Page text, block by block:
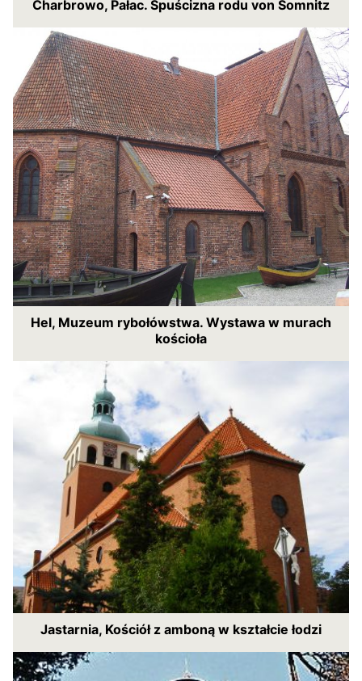
Charbrowo, Pałac. Spuścizna rodu von Somnitz
Hel, Muzeum rybołówstwa. Wystawa w murach
kościoła
Jastarnia, Kościół z amboną w kształcie łodzi